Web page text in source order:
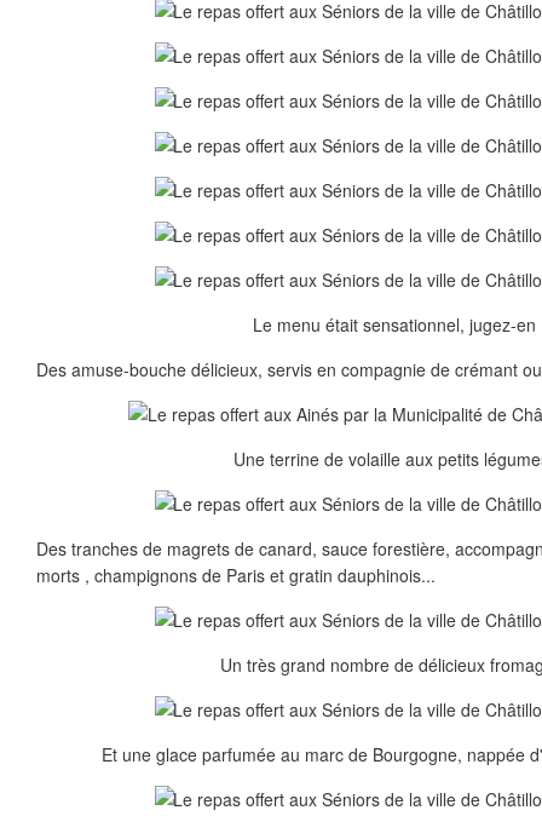
Le menu était sensationnel, jugez-en
Des amuse-bouche délicieux, servis en compagnie de crémant
Une terrine de volaille aux petits
Des tranches de magrets de canard, sauce forestière,
morts , champignons de Paris et gratin dauphinois...
Un très grand nombre de délicieux
Et une glace parfumée au marc de Bourgogne, nappée